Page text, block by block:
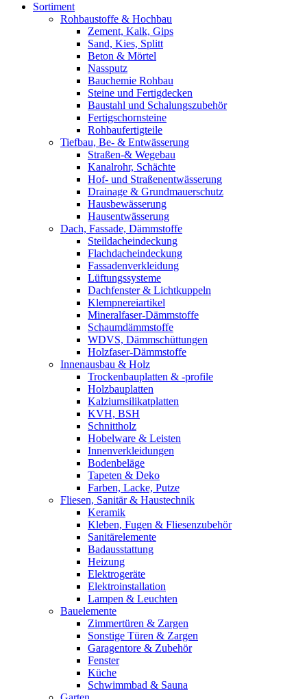
Sortiment
Rohbaustoffe & Hochbau
Zement, Kalk, Gips
Sand, Kies, Splitt
Beton & Mörtel
Nassputz
Bauchemie Rohbau
Steine und Fertigdecken
Baustahl und Schalungszubehör
Fertigschornsteine
Rohbaufertigteile
Tiefbau, Be- & Entwässerung
Straßen-& Wegebau
Kanalrohr, Schächte
Hof- und Straßenentwässerung
Drainage & Grundmauerschutz
Hausbewässerung
Hausentwässerung
Dach, Fassade, Dämmstoffe
Steildacheindeckung
Flachdacheindeckung
Fassadenverkleidung
Lüftungssysteme
Dachfenster & Lichtkuppeln
Klempnereiartikel
Mineralfaser-Dämmstoffe
Schaumdämmstoffe
WDVS, Dämmschüttungen
Holzfaser-Dämmstoffe
Innenausbau & Holz
Trockenbauplatten & -profile
Holzbauplatten
Kalziumsilikatplatten
KVH, BSH
Schnittholz
Hobelware & Leisten
Innenverkleidungen
Bodenbeläge
Tapeten & Deko
Farben, Lacke, Putze
Fliesen, Sanitär & Haustechnik
Keramik
Kleben, Fugen & Fliesenzubehör
Sanitärelemente
Badausstattung
Heizung
Elektrogeräte
Elektroinstallation
Lampen & Leuchten
Bauelemente
Zimmertüren & Zargen
Sonstige Türen & Zargen
Garagentore & Zubehör
Fenster
Küche
Schwimmbad & Sauna